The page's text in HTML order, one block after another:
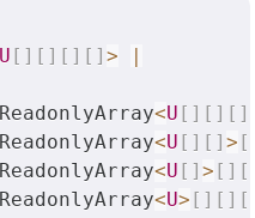
U [ ] [ ] [ ] [ ] > |
ReadonlyArray<U [ ] [ ] [ ]
ReadonlyArray<U [ ] [ ] > [
ReadonlyArray<U [ ] > [ ] [
ReadonlyArray<U> [ ] [ ] [